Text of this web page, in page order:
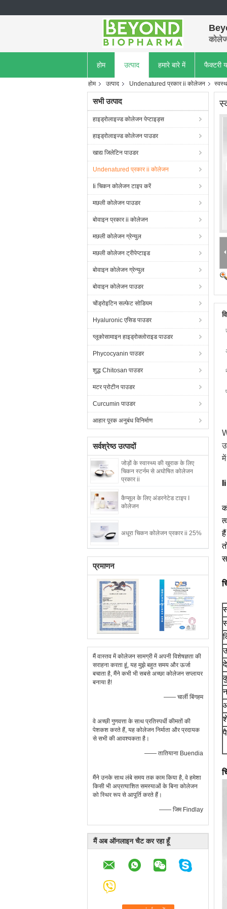
होम उत्पाद हमारे बारे में फैक्टरी
होम उत्पाद Undenatured प्रकार ii कोलेजन
सभी उत्पाद
हाइड्रोलाइज्ड कोलेजन पेप्टाइड्स
हाइड्रोलाइज्ड कोलेजन पाउडर
खाद्य जिलेटिन पाउडर
Undenatured प्रकार ii कोलेजन
Ii चिकन कोलेजन टाइप करें
मछली कोलेजन पाउडर
बोवाइन प्रकार ii कोलेजन
मछली कोलेजन ग्रेन्युल
मछली कोलेजन ट्रीपेप्टाइड
बोवाइन कोलेजन ग्रेन्युल
बोवाइन कोलेजन पाउडर
चोंड्रोइटिन सल्फेट सोडियम
Hyaluronic एसिड पाउडर
ग्लूकोसामाइन हाइड्रोक्लोराइड पाउडर
Phycocyanin पाउडर
शुद्ध Chitosan पाउडर
मटर प्रोटीन पाउडर
Curcumin पाउडर
आहार पूरक अनुबंध विनिर्माण
सर्वश्रेष्ठ उत्पादों
जोड़ों के स्वास्थ्य की खुराक के लिए
चिकन स्टर्नम से अघोषित कोलेजन
प्रकार ii
कैप्सूल के लिए अंडरनेटेड टाइप I
कोलेजन
अधूरा चिकन कोलेजन प्रकार ii 25%
प्रमाणन
मैं वास्तव में कोलेजन सामग्री में अपनी विशेषज्ञता की
सराहना करता हूं, यह मुझे बहुत समय और ऊर्जा
बचाता है, मैंने कभी भी सबसे अच्छा कोलेजन सप्लायर
बनाया है!
—— चार्ली बिंगहम
वे अच्छी गुणवत्ता के साथ प्रतिस्पर्धी कीमतों की
पेशकश करते हैं, यह कोलेजन निर्माता और प्रदायक
से सभी की आवश्यकता है।
—— तातियाना Buendia
मैंने उनके साथ लंबे समय तक काम किया है, वे हमेशा
किसी भी अप्रत्याशित समस्याओं के बिना कोलेजन
को स्थिर रूप से आपूर्ति करते हैं।
—— जिम Findlay
मैं अब ऑनलाइन चैट कर रहा हूँ